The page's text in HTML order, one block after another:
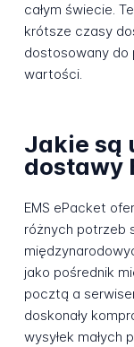
całym świecie.
krótsze czasy
dostosowany do
wartości.
Jakie są
dostawy
EMS ePacket
różnych potrzeb
jako pośrednik
pocztą a
doskonały
wysyłek małych